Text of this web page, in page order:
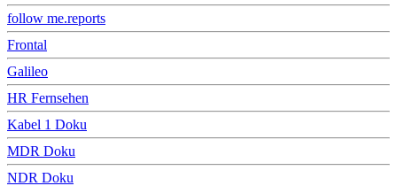
follow me.reports
Frontal
Galileo
HR Fernsehen
Kabel 1 Doku
MDR Doku
NDR Doku